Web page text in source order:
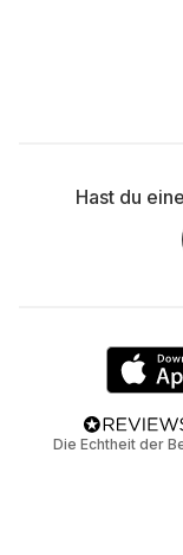
Hast du
Die Echtheit der